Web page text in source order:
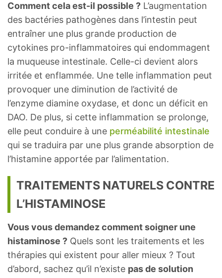
Comment cela est-il possible ? L’augmentation
des bactéries pathogènes dans l’intestin peut
entraîner une plus grande production de
cytokines pro-inflammatoires qui endommagent
la muqueuse intestinale. Celle-ci devient alors
irritée et enflammée. Une telle inflammation peut
provoquer une diminution de l’activité de
l’enzyme diamine oxydase, et donc un déficit en
DAO. De plus, si cette inflammation se prolonge,
elle peut conduire à une perméabilité intestinale
qui se traduira par une plus grande absorption de
l’histamine apportée par l’alimentation.
TRAITEMENTS NATURELS CONTRE
L’HISTAMINOSE
Vous vous demandez comment soigner une
histaminose ? Quels sont les traitements et les
thérapies qui existent pour aller mieux ? Tout
d’abord, sachez qu’il n’existe pas de solution